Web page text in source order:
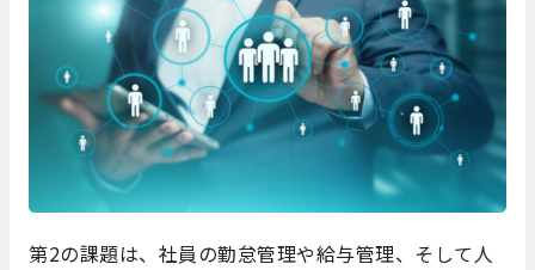
第2の課題は、社員の勤怠管理や給与管理、そして人